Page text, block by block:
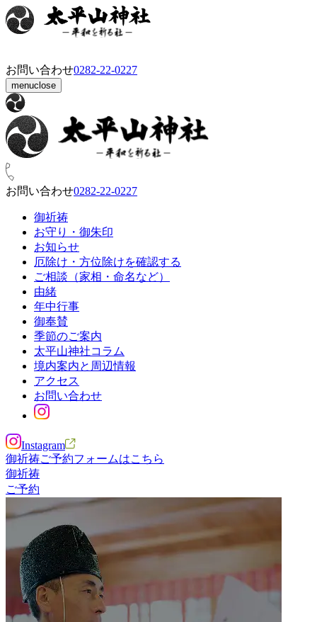
お問い合わせ0282‑22‑0227
menuclose
お問い合わせ0282‑22‑0227
御祈祷
お守り・御朱印
お知らせ
厄除け・方位除けを確認する
ご相談（家相・命名など）
由緒
年中行事
御奉賛
季節のご案内
太平山神社コラム
境内案内と周辺情報
アクセス
お問い合わせ
Instagram
御祈祷ご予約フォームはこちら
御祈祷
ご予約